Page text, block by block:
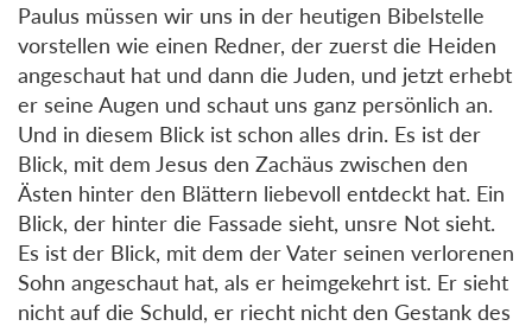
Paulus müssen wir uns in der heutigen Bibelstelle
vorstellen wie einen Redner, der zuerst die Heiden
angeschaut hat und dann die Juden, und jetzt erhebt
er seine Augen und schaut uns ganz persönlich an.
Und in diesem Blick ist schon alles drin. Es ist der
Blick, mit dem Jesus den Zachäus zwischen den
Ästen hinter den Blättern liebevoll entdeckt hat. Ein
Blick, der hinter die Fassade sieht, unsre Not sieht.
Es ist der Blick, mit dem der Vater seinen verlorenen
Sohn angeschaut hat, als er heimgekehrt ist. Er sieht
nicht auf die Schuld, er riecht nicht den Gestank des